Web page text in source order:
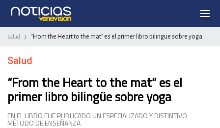
Salud / “From the Heart to the mat” es el primer libro bilingüe sobre yoga
Salud
“From the Heart to the mat” es el
primer libro bilingüe sobre yoga
EN EL LIBRO FUE PUBLICADO UN ESPECIALIZADO Y DISTINTIVO
MÉTODO DE ENSEÑANZA